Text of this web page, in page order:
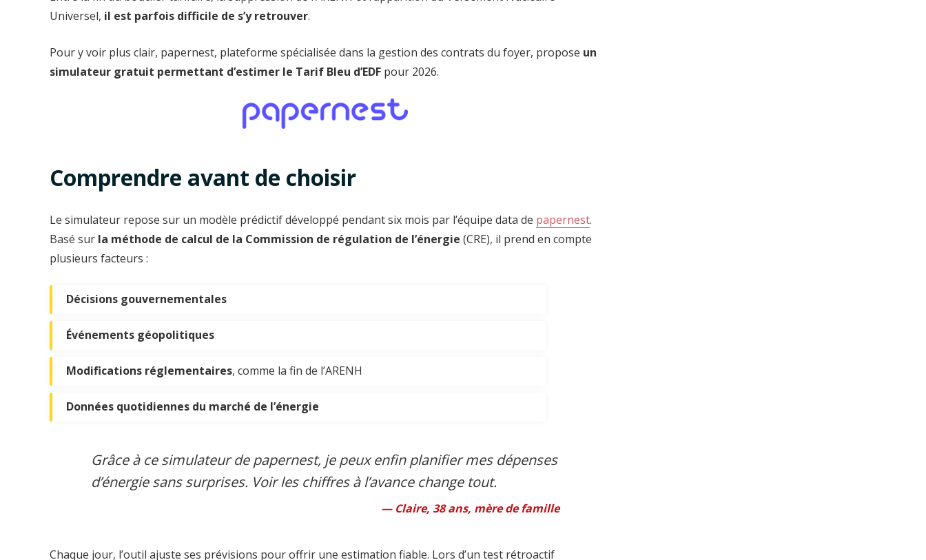
Universel, il est parfois difficile de s’y retrouver.
Pour y voir plus clair, papernest, plateforme spécialisée dans la gestion des contrats du foyer, propose un
simulateur gratuit permettant d’estimer le Tarif Bleu d’EDF pour 2026.
Comprendre avant de choisir
Le simulateur repose sur un modèle prédictif développé pendant six mois par l’équipe data de papernest.
Basé sur la méthode de calcul de la Commission de régulation de l’énergie (CRE), il prend en compte
plusieurs facteurs :
Décisions gouvernementales
Événements géopolitiques
Modifications réglementaires, comme la fin de l’ARENH
Données quotidiennes du marché de l’énergie
Grâce à ce simulateur de papernest, je peux enfin planifier mes dépenses
d’énergie sans surprises. Voir les chiffres à l’avance change tout.
Claire, 38 ans, mère de famille
Chaque jour, l’outil ajuste ses prévisions pour offrir une estimation fiable. Lors d’un test rétroactif